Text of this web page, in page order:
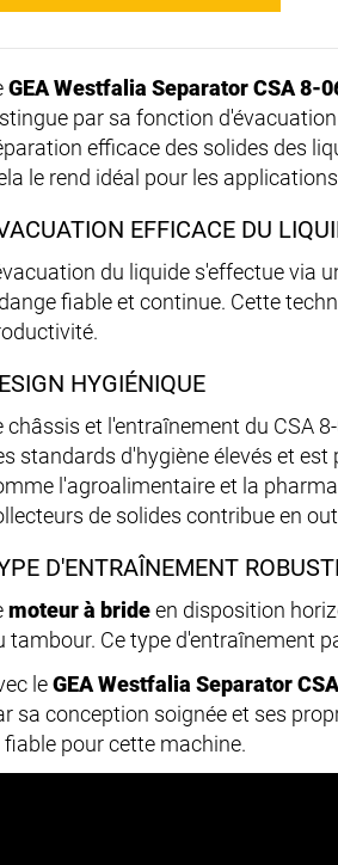
GEA Westfalia Separator CSA 8-
par sa fonction
efficace des solides des
le rend idéal pour les
EFFICACE DU
du liquide s'effectue via
fiable et continue. Cette
HYGIÉNIQUE
châssis et l'entraînement du CSA
standards d'hygiène élevés et
l'agroalimentaire et la
de solides contribue en
D'ENTRAÎNEMENT
moteur à brideen disposition
tambour. Ce type d'entraînement
leGEA Westfalia Separator
sa conception soignée et ses
fiable pour cette machine.